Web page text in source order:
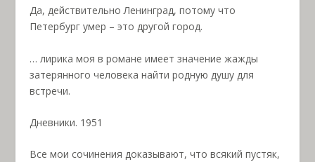
Да, действительно Ленинград, потому что
Петербург умер – это другой город.
… лирика моя в романе имеет значение жажды
затерянного человека найти родную душу для
встречи.
Дневники. 1951
Все мои сочинения доказывают, что всякий пустяк,